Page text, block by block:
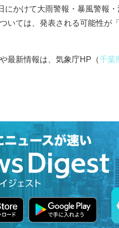
かけて大雨警報・暴風警報
いては、発表される可能性が
最新情報は、気象庁HP（千葉